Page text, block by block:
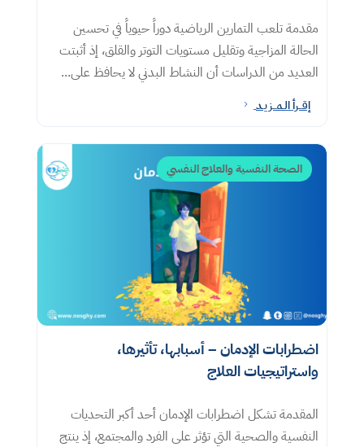
مقدمة تلعب التمارين الرياضية دوراً حيوياً في تحسين
الحالة المزاجية وتقليل مستويات التوتر والقلق، إذ أثبتت
العديد من الدراسات أن النشاط البدني لا يحافظ على...
إقــرأ الـمــزيـد 5
الصحة النفسية والعلاج النفسي
اضطرابات الإدمان – أسبابها، تأثيرها،
واستراتيجيات العلاج
المقدمة تشكل اضطرابات الإدمان أحد أكبر التحديات
النفسية والصحية التي تؤثر على الفرد والمجتمع، إذ ينتج